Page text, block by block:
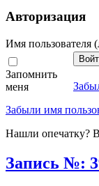
Авторизация
Имя пользователя
Запомнить
меня
Забыли имя
Нашли опечатку?
Запись №: